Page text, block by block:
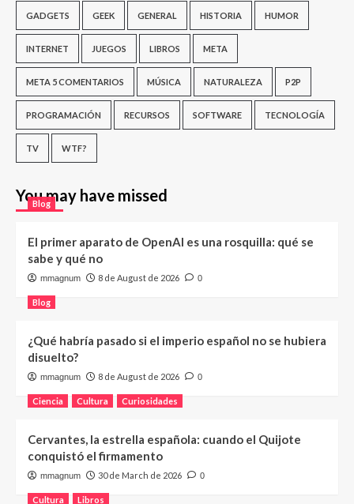
GADGETS GEEK GENERAL HISTORIA HUMOR
INTERNET JUEGOS LIBROS META
META 5 COMENTARIOS MÚSICA NATURALEZA P2P
PROGRAMACIÓN RECURSOS SOFTWARE TECNOLOGÍA
TV WTF?
You may have missed
Blog
El primer aparato de OpenAI es una rosquilla: qué se
sabe y qué no
mmagnum 8 de August de 2026 0
Blog
¿Qué habría pasado si el imperio español no se hubiera
disuelto?
mmagnum 8 de August de 2026 0
Ciencia Cultura Curiosidades
Cervantes, la estrella española: cuando el Quijote
conquistó el firmamento
mmagnum 30 de March de 2026 0
Cultura Libros